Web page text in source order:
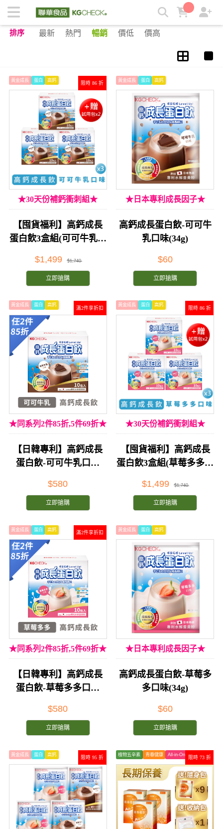
酵母維生素D | KGCHECK聯華食品生醫研究室
排序 最新 熱門 暢銷 價低 價高
限時 86 折
黃金成長 蛋白 高鈣
★30天份補鈣衝刺組★
【囤貨福利】高鈣成長
蛋白飲3盒組(可可牛乳口
$1,499 $1,740
立即搶購
黃金成長 蛋白 高鈣
★日本專利成長因子★
高鈣成長蛋白飲-可可牛
乳口味(34g)
$60
立即搶購
滿2件享折扣
黃金成長 蛋白 高鈣
★同系列2件85折,5件69折★
【日韓專利】高鈣成長
蛋白飲-可可牛乳口味
$580
立即搶購
限時 86 折
黃金成長 蛋白 高鈣
★30天份補鈣衝刺組★
【囤貨福利】高鈣成長
蛋白飲3盒組(草莓多多口
$1,499 $1,740
立即搶購
滿2件享折扣
黃金成長 蛋白 高鈣
★同系列2件85折,5件69折★
【日韓專利】高鈣成長
蛋白飲-草莓多多口味
$580
立即搶購
黃金成長 蛋白 高鈣
★日本專利成長因子★
高鈣成長蛋白飲-草莓多
多口味(34g)
$60
立即搶購
限時 95 折
黃金成長 蛋白 高鈣
限時 73 折
植物五辛素 青春健康 All-in-One